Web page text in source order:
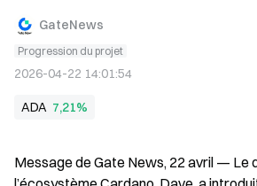
GateNews
Progression du projet
2026-04-22 14:01:54
ADA 7,21%
Message de Gate News, 22 avril — Le